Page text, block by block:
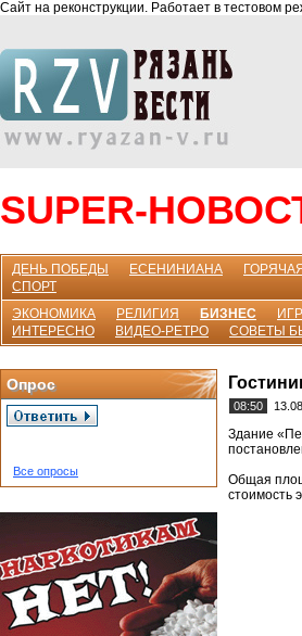
Сайт на реконструкции. Работает в тестовом
SUPER-
ДЕНЬ ПОБЕДЫ ЕСЕНИНИАНА
СПОРТ
ЭКОНОМИКА
РЕЛИГИЯ БИЗНЕС
ИНТЕРЕСНО
ВИДЕО-РЕТРО СОВЕТЫ
Опрос
Все опросы
08:50
Здание
Общая
стоимость